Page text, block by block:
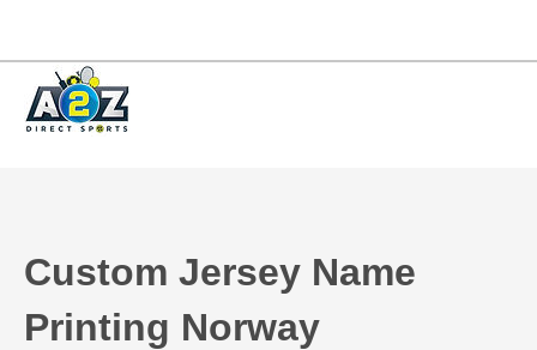
Custom Jersey Name
Printing Norway